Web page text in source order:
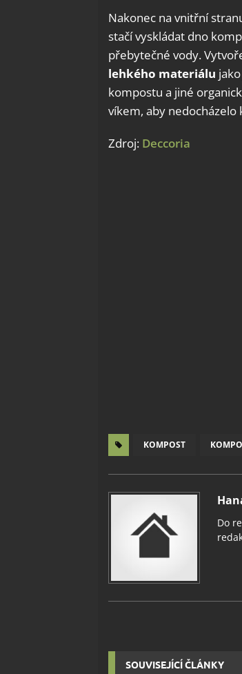
Nakonec na vnitřní
stačí vyskládat dno
přebytečné vody.
lehkého materiálu
kompostu a jiné
víkem, aby nedocházelo
Zdroj: Deccoria
KOMPOST
Do
SOUVISEJÍCÍ ČLÁNKY